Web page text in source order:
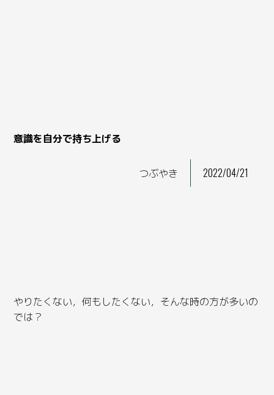
意識を自分で持ち上げる
つぶやき 2022/04/21
やりたくない，何もしたくない，そんな時の方が多いの
では？